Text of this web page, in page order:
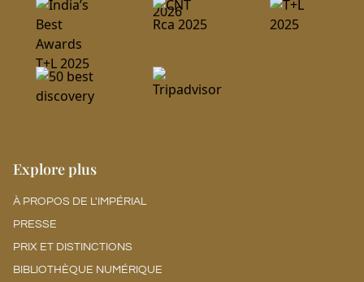
Explore plus
À PROPOS DE L'IMPÉRIAL
PRESSE
PRIX ET DISTINCTIONS
BIBLIOTHÈQUE NUMÉRIQUE